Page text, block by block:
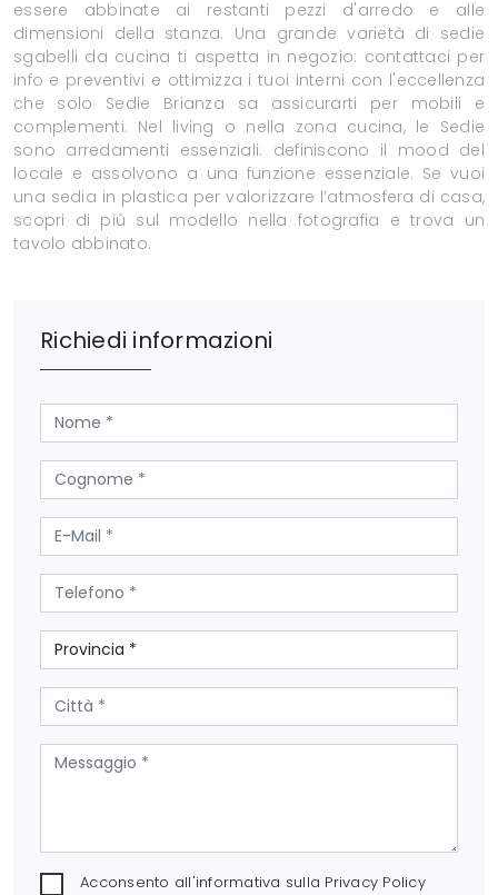
essere abbinate ai restanti pezzi d'arredo e alle
dimensioni della stanza. Una grande varietà di sedie
sgabelli da cucina ti aspetta in negozio: contattaci per
info e preventivi e ottimizza i tuoi interni con l'eccellenza
che solo Sedie Brianza sa assicurarti per mobili e
complementi. Nel living o nella zona cucina, le Sedie
sono arredamenti essenziali: definiscono il mood del
locale e assolvono a una funzione essenziale. Se vuoi
una sedia in plastica per valorizzare l’atmosfera di casa,
scopri di più sul modello nella fotografia e trova un
tavolo abbinato.
Richiedi informazioni
Acconsento all'informativa sulla Privacy Policy